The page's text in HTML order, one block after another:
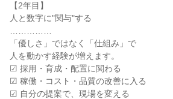
【2年目】
人と数字に"関与"する
「優しさ」ではなく「仕組み」で
人を動かす経験が増えます。
☑ 採用・育成・配置に関わる
☑ 稼働・コスト・品質の改善に入る
☑ 自分の提案で、現場を変える